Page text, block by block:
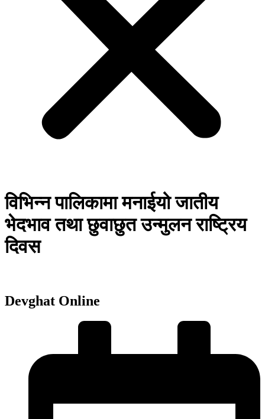
विभिन्न पालिकामा मनाईयो जातीय
भेदभाव तथा छुवाछुत उन्मुलन राष्ट्रिय
दिवस
Devghat Online